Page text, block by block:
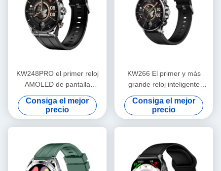
KW248PRO el primer reloj
AMOLED de pantalla
redonda más grande de la
industria
Consiga el mejor
precio
KW266 El primer y más
grande reloj inteligente
AMOLED redondo de 1,6
pulgadas de la industria con
sensores avanzados de
llamadas Bluetooth
Consiga el mejor
precio